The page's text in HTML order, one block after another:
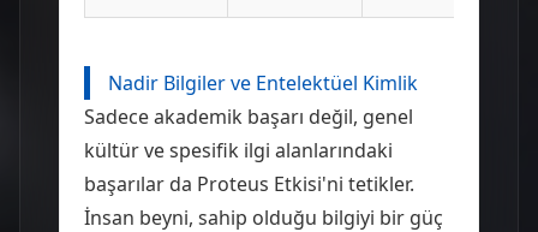
Nadir Bilgiler ve Entelektüel Kimlik
Sadece akademik başarı değil, genel
kültür ve spesifik ilgi alanlarındaki
başarılar da Proteus Etkisi'ni tetikler.
İnsan beyni, sahip olduğu bilgiyi bir güç